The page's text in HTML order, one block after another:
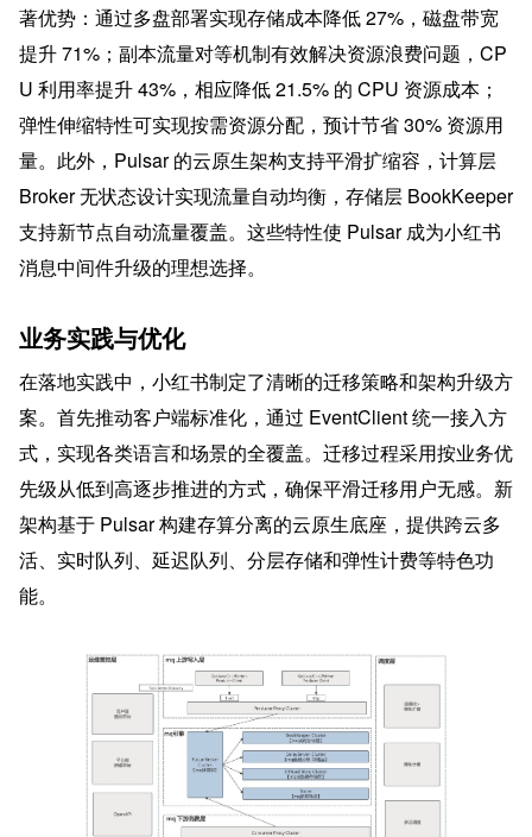
著优势：通过多盘部署实现存储成本降低 27%，磁盘带宽
提升 71%；副本流量对等机制有效解决资源浪费问题，CP
U 利用率提升 43%，相应降低 21.5% 的 CPU 资源成本；
弹性伸缩特性可实现按需资源分配，预计节省 30% 资源用
量。此外，Pulsar 的云原生架构支持平滑扩缩容，计算层
Broker 无状态设计实现流量自动均衡，存储层 BookKeeper
支持新节点自动流量覆盖。这些特性使 Pulsar 成为小红书
消息中间件升级的理想选择。
业务实践与优化
在落地实践中，小红书制定了清晰的迁移策略和架构升级方
案。首先推动客户端标准化，通过 EventClient 统一接入方
式，实现各类语言和场景的全覆盖。迁移过程采用按业务优
先级从低到高逐步推进的方式，确保平滑迁移用户无感。新
架构基于 Pulsar 构建存算分离的云原生底座，提供跨云多
活、实时队列、延迟队列、分层存储和弹性计费等特色功
能。